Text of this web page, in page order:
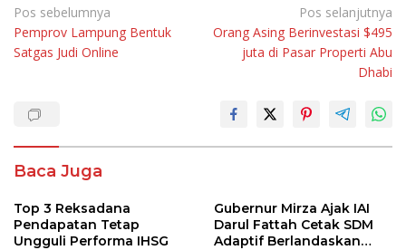
Navigasi
pos
Pos sebelumnya
Pemprov Lampung Bentuk
Satgas Judi Online
Pos selanjutnya
Orang Asing Berinvestasi $495
juta di Pasar Properti Abu
Dhabi
Baca Juga
Top 3 Reksadana
Pendapatan Tetap
Ungguli Performa IHSG
Gubernur Mirza Ajak IAI
Darul Fattah Cetak SDM
Adaptif Berlandaskan